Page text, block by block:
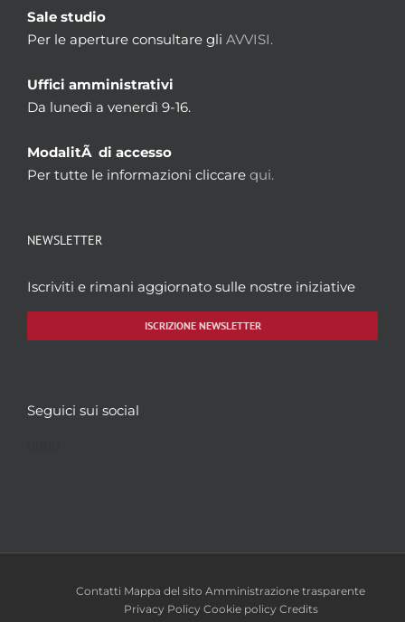
Sale studio
Per le aperture consultare gli AVVISI.
Uffici amministrativi
Da lunedì a venerdì 9-16.
ModalitÃ di accesso
Per tutte le informazioni cliccare qui.
NEWSLETTER
Iscriviti e rimani aggiornato sulle nostre iniziative
ISCRIZIONE NEWSLETTER
Seguici sui social
Contatti Mappa del sito Amministrazione trasparente
Privacy Policy Cookie policy Credits